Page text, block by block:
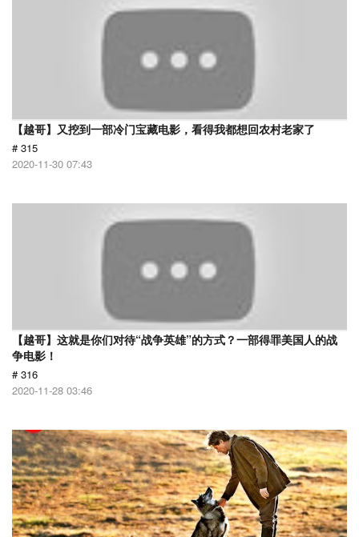
【越哥】又挖到一部冷门宝藏电影，看得我都想回农村老家了
# 315
2020-11-30 07:43
【越哥】这就是你们对待“战争英雄”的方式？一部得罪美国人的战
争电影！
# 316
2020-11-28 03:46